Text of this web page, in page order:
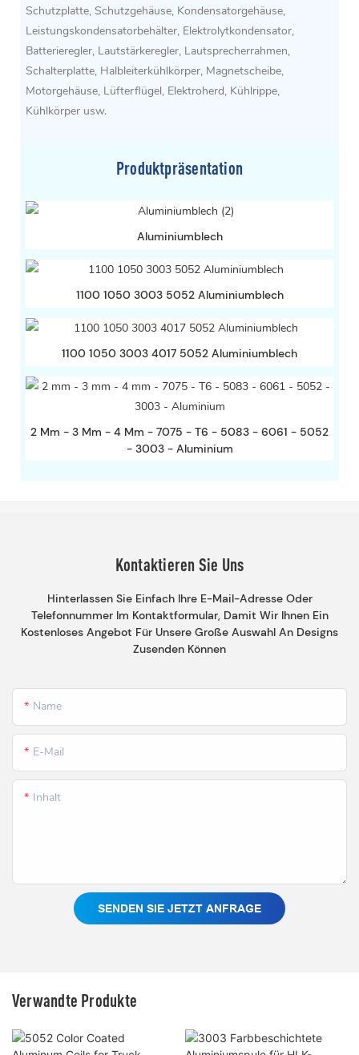
Schutzplatte, Schutzgehäuse, Kondensatorgehäuse,
Leistungskondensatorbehälter, Elektrolytkondensator,
Batterieregler, Lautstärkeregler, Lautsprecherrahmen,
Schalterplatte, Halbleiterkühlkörper, Magnetscheibe,
Motorgehäuse, Lüfterflügel, Elektroherd, Kühlrippe,
Kühlkörper usw.
Produktpräsentation
Aluminiumblech
1100 1050 3003 5052 Aluminiumblech
1100 1050 3003 4017 5052 Aluminiumblech
2 Mm - 3 Mm - 4 Mm - 7075 - T6 - 5083 - 6061 - 5052
- 3003 - Aluminium
Kontaktieren Sie Uns
Hinterlassen Sie Einfach Ihre E-Mail-Adresse Oder
Telefonnummer Im Kontaktformular, Damit Wir Ihnen Ein
Kostenloses Angebot Für Unsere Große Auswahl An Designs
Zusenden Können
Name
E-Mail
Inhalt
SENDEN SIE JETZT ANFRAGE
Verwandte Produkte